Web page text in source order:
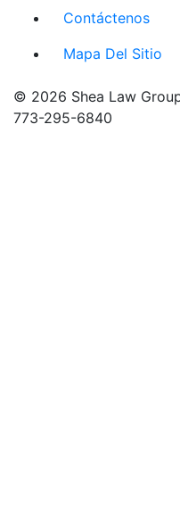
Contáctenos
Mapa Del Sitio
© 2026 Shea Law
773-295-6840